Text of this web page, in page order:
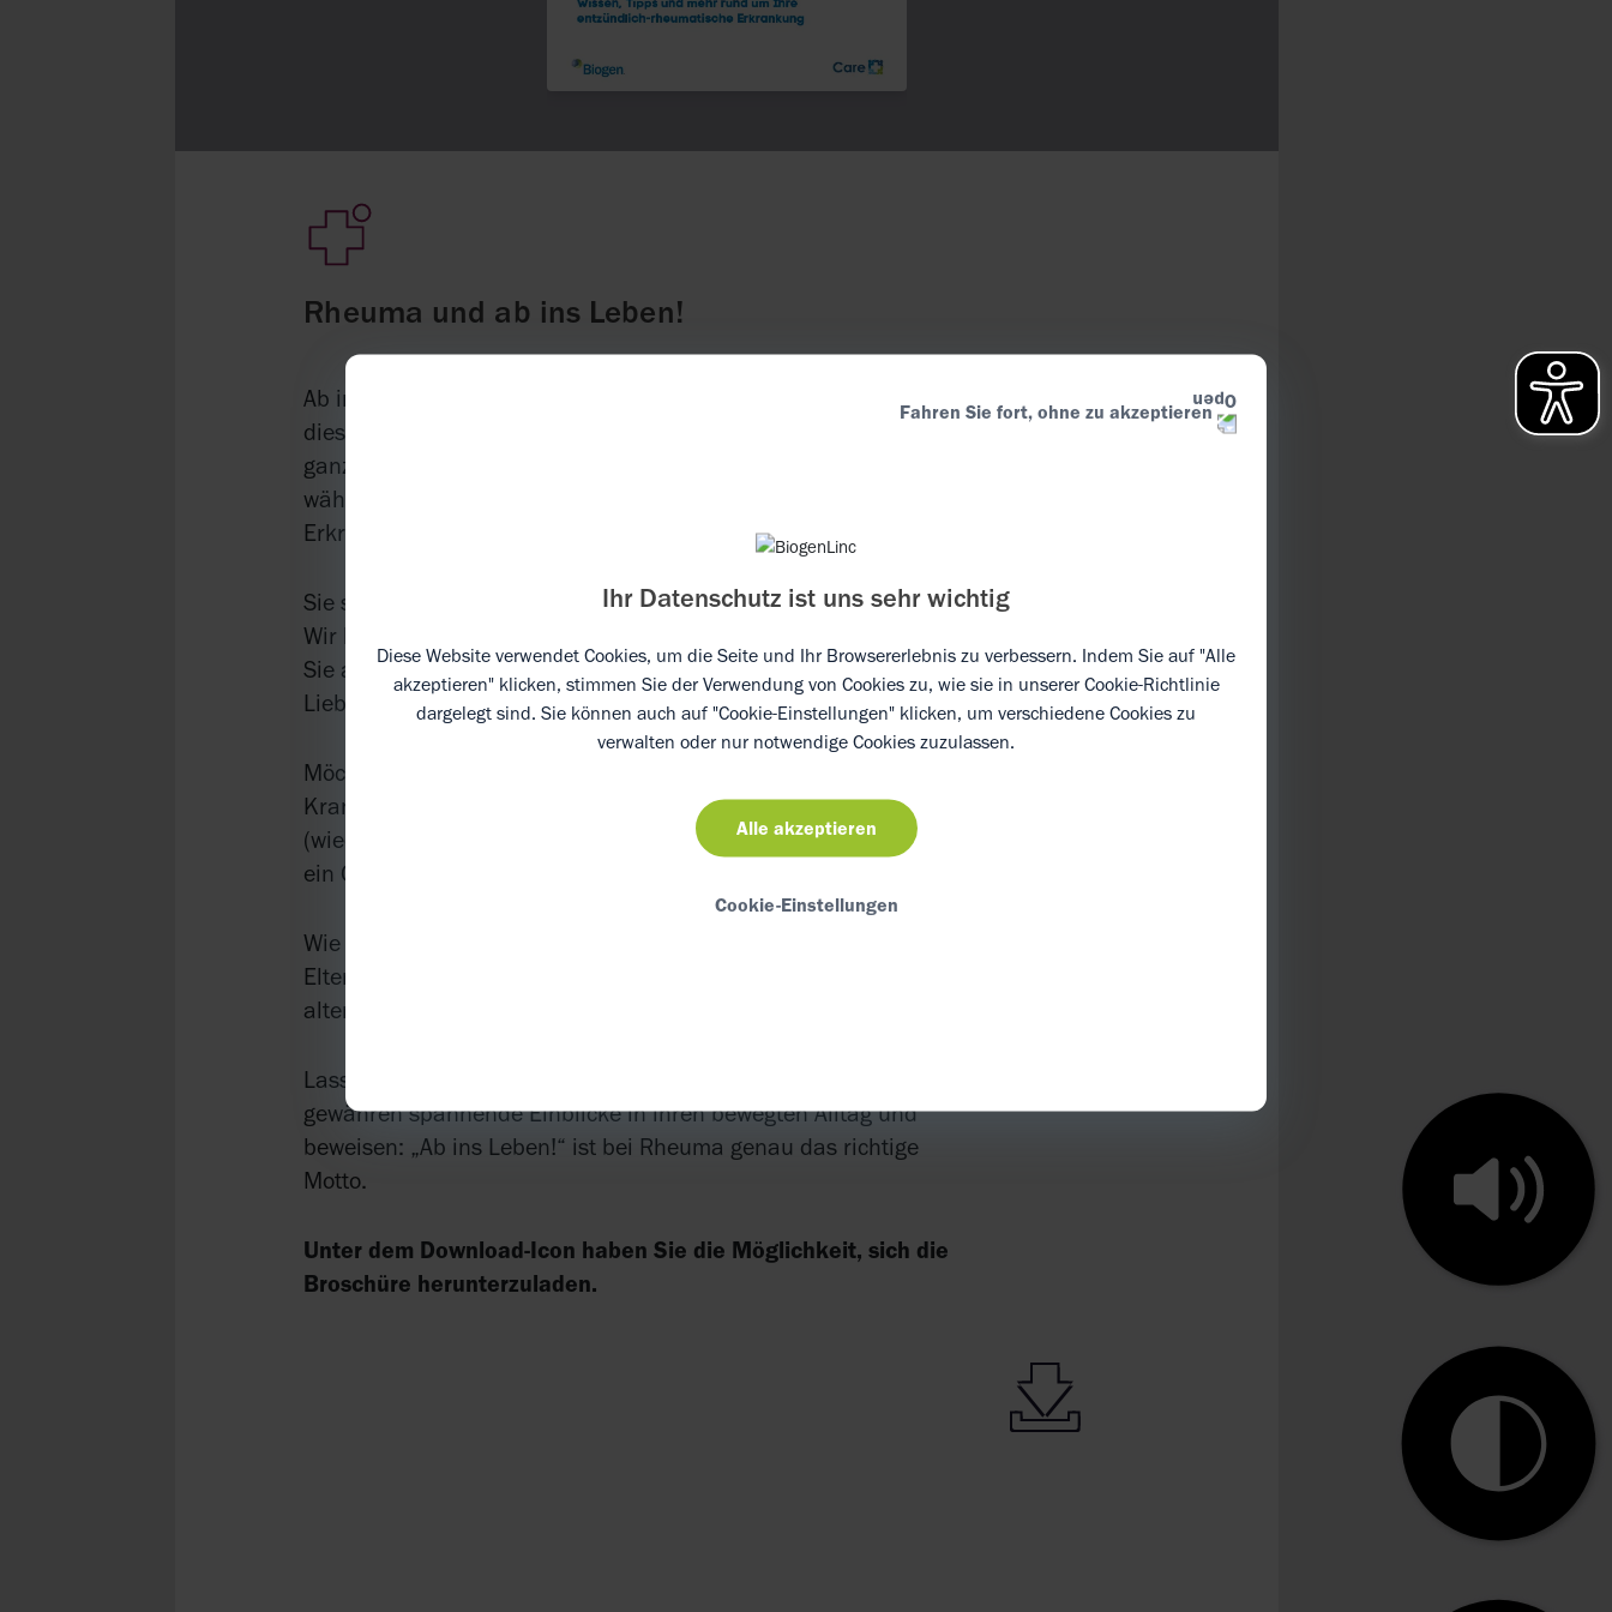
Ihr Datenschutz ist uns sehr wichtig
Diese Website verwendet Cookies, um die Seite und Ihr Browsererlebnis zu verbessern. Indem Sie auf "Alle
akzeptieren" klicken, stimmen Sie der Verwendung von Cookies zu, wie sie in unsererCookie-Richtlinie
dargelegt sind. Sie können auch auf "Cookie-Einstellungen" klicken, um verschiedene Cookies zu
verwalten oder nur notwendige Cookies zuzulassen.
Alle akzeptieren
Cookie-Einstellungen
Fahren Sie fort, ohne zu akzeptieren
Rheuma und ab ins Leben!
Ab ins Leben? Vielleicht haben Sie sich ein wenig über das Motto
dieses Magazins gewundert. Ja, in diesem Heft soll es um das
ganz normale Leben gehen – das, was mit Ihnen geschieht,
während Sie Rheuma haben, und an dem Sie mit Ihrer
Erkrankung bestmöglich teilhaben sollten.
Sie sind Single und auf der Suche nach einer festen Beziehung?
Wir haben Ihnen praktische Informationen zusammengestellt, wie
Sie aktiv werden können und – wer weiß? – vielleicht die große
Liebe finden.
Möchten Sie Ihr Wissen über Rheuma testen? Gut über die eigene
Krankheit informiert zu sein, ist die beste Voraussetzung, um
(wieder) durchstarten zu können. Und ganz nebenbei macht so
ein Quiz auch richtig Laune.
Wie erkläre ich meinem Kind, was Rheuma ist? Sind Sie als
Elternteil betroffen, helfen Ihnen womöglich unsere Tipps für ein
altersgerechtes Gespräch mit dem Nachwuchs.
Lassen Sie sich auch von unseren Blogger*innen inspirieren. Sie
gewähren spannende Einblicke in ihren bewegten Alltag und
beweisen: „Ab ins Leben!“ ist bei Rheuma genau das richtige
Motto.
Unter dem Download-Icon haben Sie die Möglichkeit, sich die
Broschüre herunterzuladen.